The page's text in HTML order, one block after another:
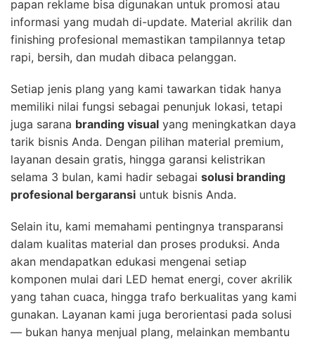
papan reklame bisa digunakan untuk promosi atau
informasi yang mudah di-update. Material akrilik dan
finishing profesional memastikan tampilannya tetap
rapi, bersih, dan mudah dibaca pelanggan.
Setiap jenis plang yang kami tawarkan tidak hanya
memiliki nilai fungsi sebagai penunjuk lokasi, tetapi
juga sarana branding visual yang meningkatkan daya
tarik bisnis Anda. Dengan pilihan material premium,
layanan desain gratis, hingga garansi kelistrikan
selama 3 bulan, kami hadir sebagai solusi branding
profesional bergaransi untuk bisnis Anda.
Selain itu, kami memahami pentingnya transparansi
dalam kualitas material dan proses produksi. Anda
akan mendapatkan edukasi mengenai setiap
komponen mulai dari LED hemat energi, cover akrilik
yang tahan cuaca, hingga trafo berkualitas yang kami
gunakan. Layanan kami juga berorientasi pada solusi
— bukan hanya menjual plang, melainkan membantu